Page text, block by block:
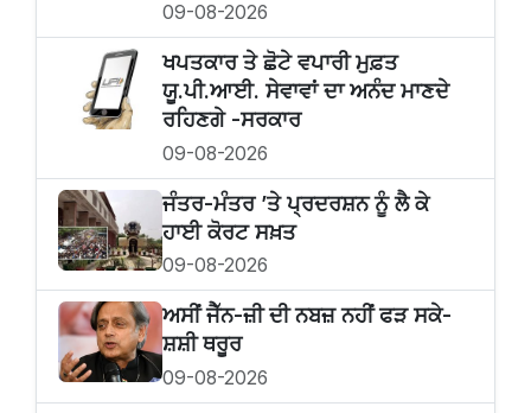
09-08-2026
ਖਪਤਕਾਰ ਤੇ ਛੋਟੇ ਵਪਾਰੀ ਮੁਫ਼ਤ
ਯੂ.ਪੀ.ਆਈ. ਸੇਵਾਵਾਂ ਦਾ ਅਨੰਦ ਮਾਣਦੇ
ਰਹਿਣਗੇ -ਸਰਕਾਰ
09-08-2026
ਜੰਤਰ-ਮੰਤਰ ’ਤੇ ਪ੍ਰਦਰਸ਼ਨ ਨੂੰ ਲੈ ਕੇ
ਹਾਈ ਕੋਰਟ ਸਖ਼ਤ
09-08-2026
ਅਸੀਂ ਜੈੱਨ-ਜ਼ੀ ਦੀ ਨਬਜ਼ ਨਹੀਂ ਫੜ ਸਕੇ-
ਸ਼ਸ਼ੀ ਥਰੂਰ
09-08-2026